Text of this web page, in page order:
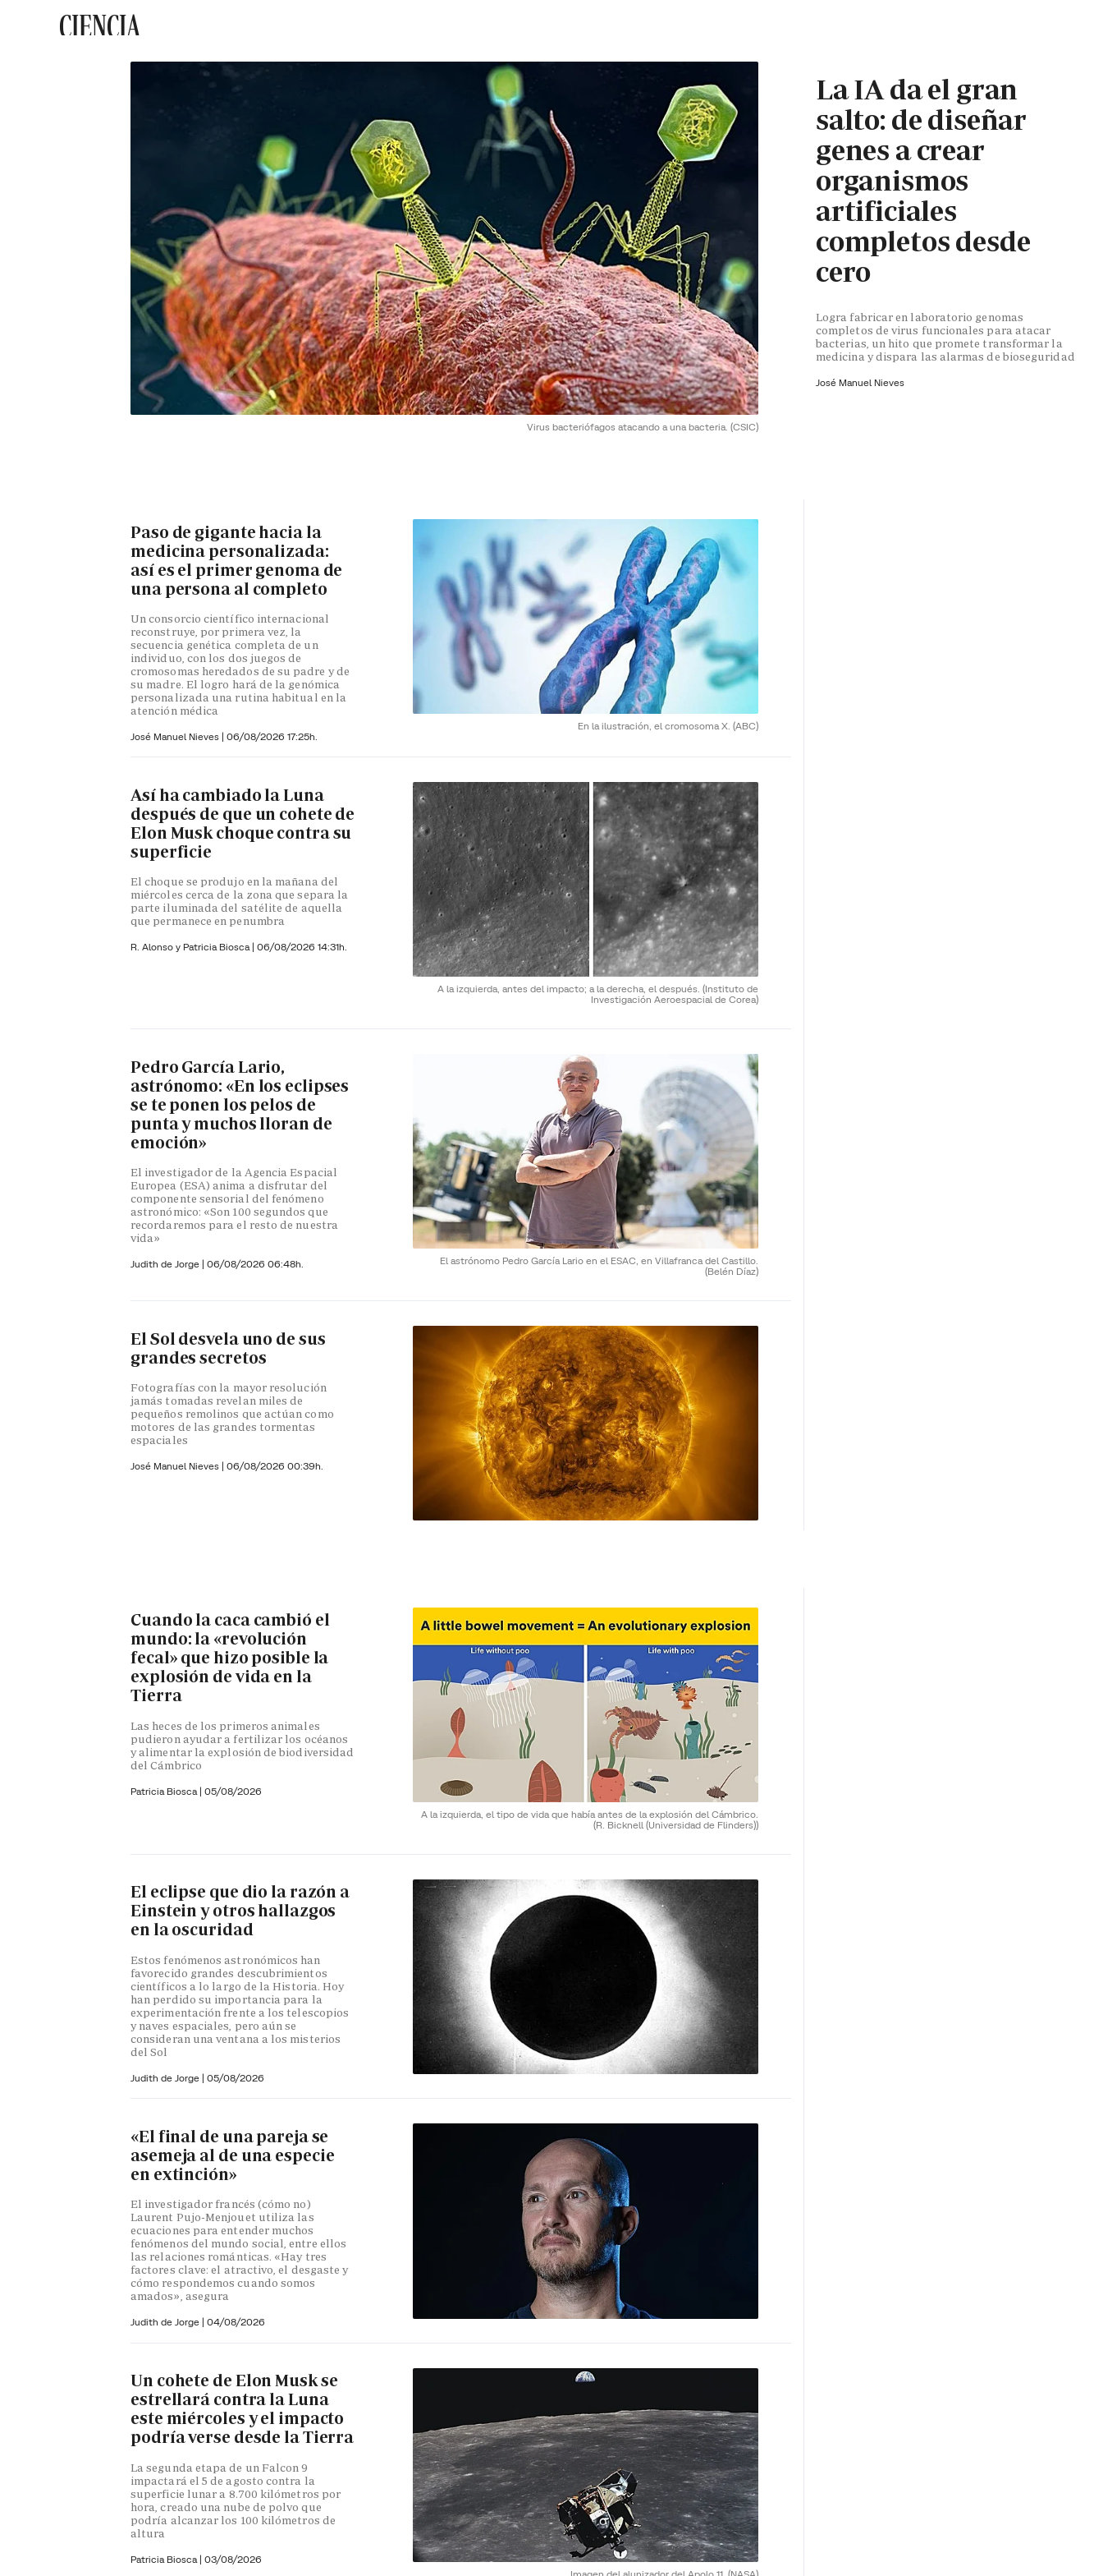
CIENCIA
Virus bacteriófagos atacando a una bacteria. (CSIC)
La IA da el gran
salto: de diseñar
genes a crear
organismos
artificiales
completos desde
cero
Logra fabricar en laboratorio genomas
completos de virus funcionales para atacar
bacterias, un hito que promete transformar la
medicina y dispara las alarmas de bioseguridad
José Manuel Nieves
En la ilustración, el cromosoma X. (ABC)
Paso de gigante hacia la
medicina personalizada:
así es el primer genoma de
una persona al completo
Un consorcio científico internacional
reconstruye, por primera vez, la
secuencia genética completa de un
individuo, con los dos juegos de
cromosomas heredados de su padre y de
su madre. El logro hará de la genómica
personalizada una rutina habitual en la
atención médica
José Manuel Nieves | 06/08/2026 17:25h.
A la izquierda, antes del impacto; a la derecha, el después. (Instituto de
Investigación Aeroespacial de Corea)
Así ha cambiado la Luna
después de que un cohete de
Elon Musk choque contra su
superficie
El choque se produjo en la mañana del
miércoles cerca de la zona que separa la
parte iluminada del satélite de aquella
que permanece en penumbra
R. Alonso y Patricia Biosca | 06/08/2026 14:31h.
El astrónomo Pedro García Lario en el ESAC, en Villafranca del Castillo.
(Belén Díaz)
Pedro García Lario,
astrónomo: «En los eclipses
se te ponen los pelos de
punta y muchos lloran de
emoción»
El investigador de la Agencia Espacial
Europea (ESA) anima a disfrutar del
componente sensorial del fenómeno
astronómico: «Son 100 segundos que
recordaremos para el resto de nuestra
vida»
Judith de Jorge | 06/08/2026 06:48h.
El Sol desvela uno de sus
grandes secretos
Fotografías con la mayor resolución
jamás tomadas revelan miles de
pequeños remolinos que actúan como
motores de las grandes tormentas
espaciales
José Manuel Nieves | 06/08/2026 00:39h.
A la izquierda, el tipo de vida que había antes de la explosión del Cámbrico.
(R. Bicknell (Universidad de Flinders))
Cuando la caca cambió el
mundo: la «revolución
fecal» que hizo posible la
explosión de vida en la
Tierra
Las heces de los primeros animales
pudieron ayudar a fertilizar los océanos
y alimentar la explosión de biodiversidad
del Cámbrico
Patricia Biosca | 05/08/2026
El eclipse que dio la razón a
Einstein y otros hallazgos
en la oscuridad
Estos fenómenos astronómicos han
favorecido grandes descubrimientos
científicos a lo largo de la Historia. Hoy
han perdido su importancia para la
experimentación frente a los telescopios
y naves espaciales, pero aún se
consideran una ventana a los misterios
del Sol
Judith de Jorge | 05/08/2026
«El final de una pareja se
asemeja al de una especie
en extinción»
El investigador francés (cómo no)
Laurent Pujo-Menjouet utiliza las
ecuaciones para entender muchos
fenómenos del mundo social, entre ellos
las relaciones románticas. «Hay tres
factores clave: el atractivo, el desgaste y
cómo respondemos cuando somos
amados», asegura
Judith de Jorge | 04/08/2026
Un cohete de Elon Musk se
estrellará contra la Luna
este miércoles y el impacto
podría verse desde la Tierra
La segunda etapa de un Falcon 9
impactará el 5 de agosto contra la
superficie lunar a 8.700 kilómetros por
hora, creado una nube de polvo que
podría alcanzar los 100 kilómetros de
altura
Patricia Biosca | 03/08/2026